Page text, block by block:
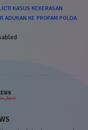
KASUS KEKERASAN
ADUKAN KE PROPAM POLDA